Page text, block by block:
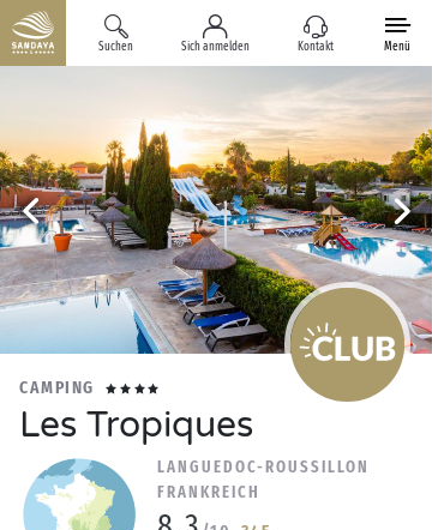
Suchen Sich anmelden Kontakt Menü
CAMPING
Les Tropiques
LANGUEDOC-ROUSSILLON
FRANKREICH